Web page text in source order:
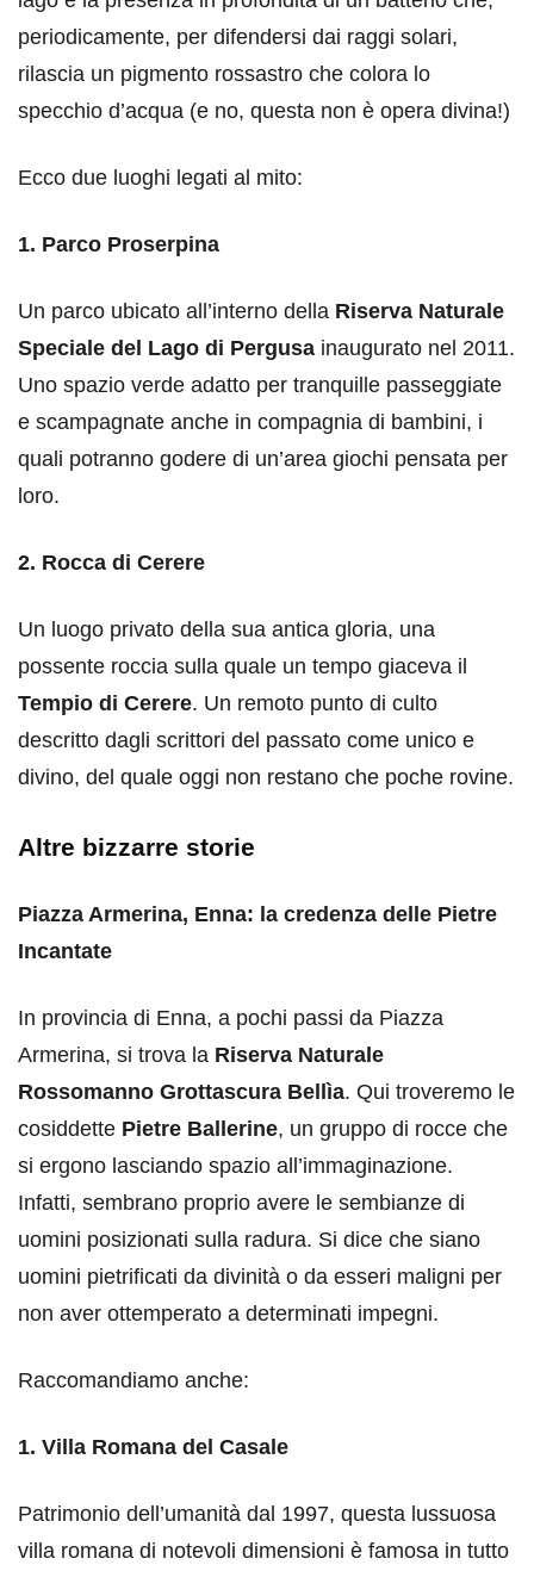
periodicamente, per difendersi dai raggi solari,
rilascia un pigmento rossastro che colora lo
specchio d’acqua (e no, questa non è opera divina!)
Ecco due luoghi legati al mito:
1. Parco Proserpina
Un parco ubicato all’interno della Riserva Naturale
Speciale del Lago di Pergusa inaugurato nel 2011.
Uno spazio verde adatto per tranquille passeggiate
e scampagnate anche in compagnia di bambini, i
quali potranno godere di un’area giochi pensata per
loro.
2. Rocca di Cerere
Un luogo privato della sua antica gloria, una
possente roccia sulla quale un tempo giaceva il
Tempio di Cerere. Un remoto punto di culto
descritto dagli scrittori del passato come unico e
divino, del quale oggi non restano che poche rovine.
Altre bizzarre storie
Piazza Armerina, Enna: la credenza delle Pietre
Incantate
In provincia di Enna, a pochi passi da Piazza
Armerina, si trova la Riserva Naturale
Rossomanno Grottascura Bellìa. Qui troveremo le
cosiddette Pietre Ballerine, un gruppo di rocce che
si ergono lasciando spazio all’immaginazione.
Infatti, sembrano proprio avere le sembianze di
uomini posizionati sulla radura. Si dice che siano
uomini pietrificati da divinità o da esseri maligni per
non aver ottemperato a determinati impegni.
Raccomandiamo anche:
1. Villa Romana del Casale
Patrimonio dell’umanità dal 1997, questa lussuosa
villa romana di notevoli dimensioni è famosa in tutto